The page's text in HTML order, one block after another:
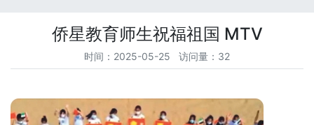
侨星教育师生祝福祖国 MTV
时间：2025-05-25 访问量：32